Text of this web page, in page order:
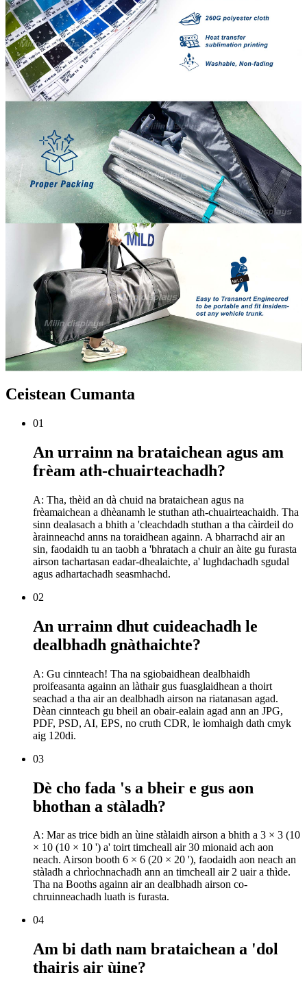
Ceistean Cumanta
01
An urrainn na brataichean agus am
frèam ath-chuairteachadh?
A: Tha, thèid an dà chuid na brataichean agus na
frèamaichean a dhèanamh le stuthan ath-chuairteachaidh. Tha
sinn dealasach a bhith a 'cleachdadh stuthan a tha càirdeil do
àrainneachd anns na toraidhean againn. A bharrachd air an
sin, faodaidh tu an taobh a 'bhratach a chuir an àite gu furasta
airson tachartasan eadar-dhealaichte, a' lughdachadh sgudal
agus adhartachadh seasmhachd.
02
An urrainn dhut cuideachadh le
dealbhadh gnàthaichte?
A: Gu cinnteach! Tha na sgiobaidhean dealbhaidh
proifeasanta againn an làthair gus fuasglaidhean a thoirt
seachad a tha air an dealbhadh airson na riatanasan agad.
Dèan cinnteach gu bheil an obair-ealain agad ann an JPG,
PDF, PSD, AI, EPS, no cruth CDR, le ìomhaigh dath cmyk
aig 120di.
03
Dè cho fada 's a bheir e gus aon
bhothan a stàladh?
A: Mar as trice bidh an ùine stàlaidh airson a bhith a 3 × 3 (10
× 10 (10 × 10 ') a' toirt timcheall air 30 mionaid ach aon
neach. Airson booth 6 × 6 (20 × 20 '), faodaidh aon neach an
stàladh a chrìochnachadh ann an timcheall air 2 uair a thìde.
Tha na Booths againn air an dealbhadh airson co-
chruinneachadh luath is furasta.
04
Am bi dath nam brataichean a 'dol
thairis air ùine?